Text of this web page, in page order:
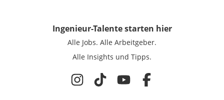
Ingenieur-Talentestarten hier
Alle Jobs. Alle Arbeitgeber.
Alle Insights und Tipps.